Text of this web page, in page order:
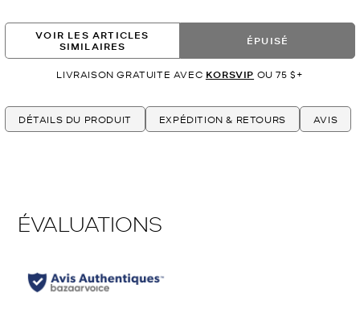
VOIR LES ARTICLES
SIMILAIRES
ÉPUISÉ
LIVRAISON GRATUITE AVEC KORSVIP OU 75 $+
DÉTAILS DU PRODUIT EXPÉDITION & RETOURS AVIS